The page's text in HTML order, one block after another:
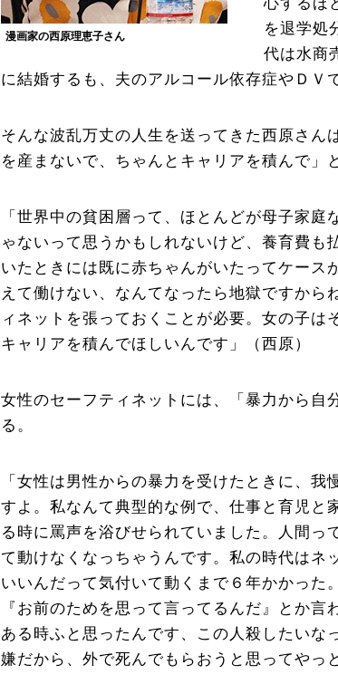
漫画家の西原理恵子さん
を退学処
代は水商
に結婚するも、夫のアルコール依存症やＤＶ
そんな波乱万丈の人生を送ってきた西原さん
を産まないで、ちゃんとキャリアを積んで」
「世界中の貧困層って、ほとんどが母子家
ゃないって思うかもしれないけど、養育費も
いたときには既に赤ちゃんがいたってケース
えて働けない、なんてなったら地獄ですから
ィネットを張っておくことが必要。女の子は
キャリアを積んでほしいんです」（西原）
女性のセーフティネットには、「暴力から自
る。
「女性は男性からの暴力を受けたときに、
すよ。私なんて典型的な例で、仕事と育児
る時に罵声を浴びせられていました。人間っ
て動けなくなっちゃうんです。私の時代はネ
いいんだって気付いて動くまで６年かかった
『お前のためを思って言ってるんだ』とか
ある時ふと思ったんです、この人殺したいな
嫌だから、外で死んでもらおうと思ってやっ